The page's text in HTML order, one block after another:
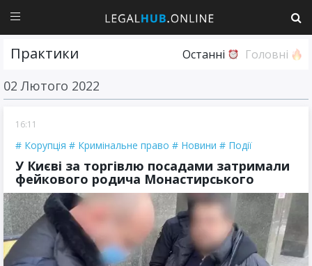
Практики Останні Головні
02 Лютого 2022
16:11
Корупція Кримінальне право Новини Події
У Києві за торгівлю посадами затримали
фейкового родича Монастирського